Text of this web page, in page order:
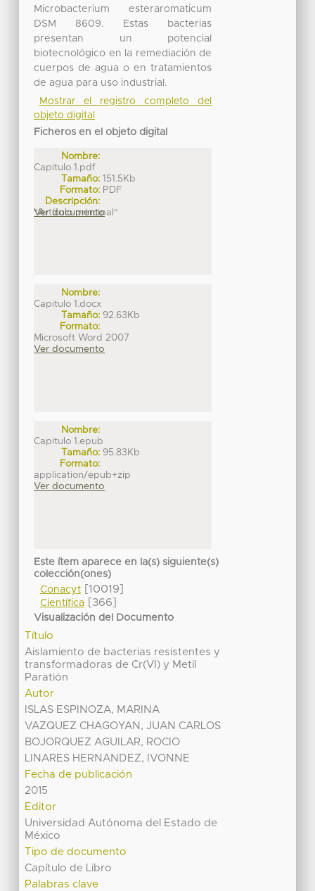
Microbacterium esteraromaticum
DSM 8609. Estas bacterias
presentan un potencial
biotecnológico en la remediación de
cuerpos de agua o en tratamientos
de agua para uso industrial.
Mostrar el registro completo del
objeto digital
Ficheros en el objeto digital
Nombre:
Capitulo 1.pdf
Tamaño: 151.5Kb
Formato: PDF
Descripción:
"Artículo principal"
Ver documento
Nombre:
Capitulo 1.docx
Tamaño: 92.63Kb
Formato:
Microsoft Word 2007
Ver documento
Nombre:
Capitulo 1.epub
Tamaño: 95.83Kb
Formato:
application/epub+zip
Ver documento
Este ítem aparece en la(s) siguiente(s)
colección(ones)
Conacyt[10019]
Científica[366]
Visualización del Documento
Título
Aislamiento de bacterias resistentes y
transformadoras de Cr(VI) y Metil
Paratión
Autor
ISLAS ESPINOZA, MARINA
VAZQUEZ CHAGOYAN, JUAN CARLOS
BOJORQUEZ AGUILAR, ROCIO
LINARES HERNANDEZ, IVONNE
Fecha de publicación
2015
Editor
Universidad Autónoma del Estado de
México
Tipo de documento
Capítulo de Libro
Palabras clave